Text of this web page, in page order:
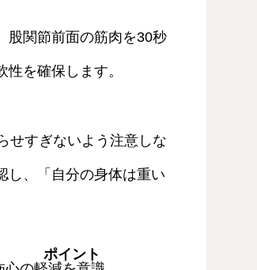
股関節前面の筋肉を30秒
を確保します。
せすぎないよう注意しな
し、「自分の身体は重い
ポイント